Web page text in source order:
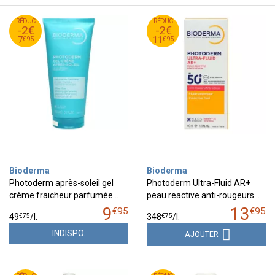
RÉDUC
-2€
7€95
9
€
95
7
€
95
Bioderma
Photoderm après-soleil gel
crème fraicheur parfumée…
9€95
49€75/
INDISPO.
RÉDUC
-2€
11 €95
13
€
95
11
€
95
Bioderma
Photoderm Ultra-Fluid AR+
peau reactive anti-rougeurs…
13€95
348€75/
AJOUTER